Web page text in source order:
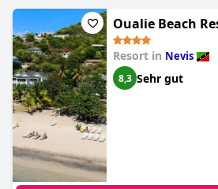
Oualie Beach
Resort in Nevis
8,3 Sehr gut